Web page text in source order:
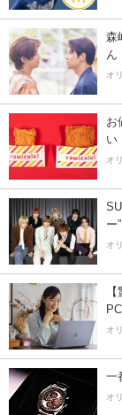
森
ん
オ
お
い
オ
ー”
オ
PC
オ
一
オ